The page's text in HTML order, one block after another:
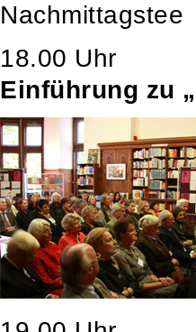
Nachmittagstee
18.00 Uhr
Einführung zu